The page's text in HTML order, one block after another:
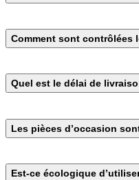
Comment sont contrôlées
Quel est le délai de
Les pièces d’occasion
Est-ce écologique